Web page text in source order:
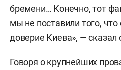
бремени… Конечно, тот
мы не поставили того,
доверие Киева», — сказал
Говоря о крупнейших